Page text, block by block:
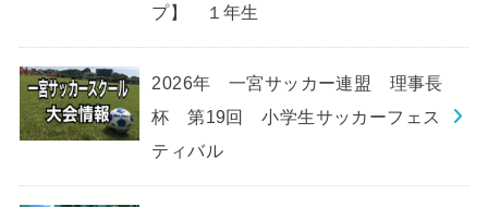
プ】 １年生
2026年 一宮サッカー連盟 理事長
杯 第19回 小学生サッカーフェス
ティバル